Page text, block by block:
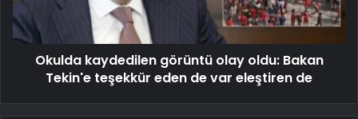
Okulda kaydedilen görüntü olay oldu: Bakan
Tekin'e teşekkür eden de var eleştiren de